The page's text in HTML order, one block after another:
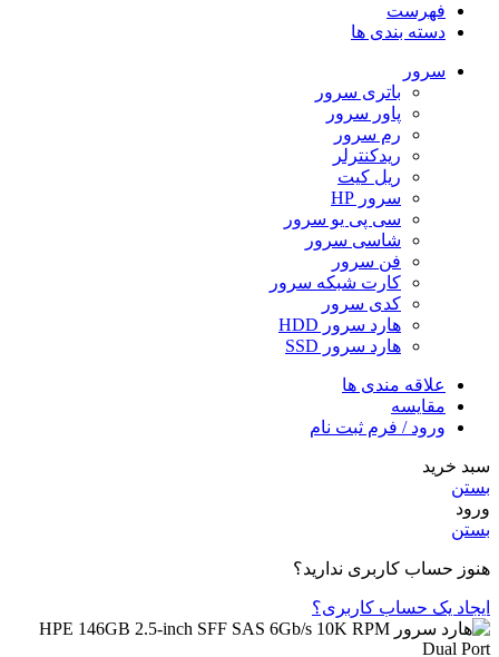
فهرست
دسته بندی ها
سرور
باتری سرور
پاور سرور
رم سرور
ریدکنترلر
ریل کیت
سرور HP
سی پی یو سرور
شاسی سرور
فن سرور
کارت شبکه سرور
کدی سرور
هارد سرور HDD
هارد سرور SSD
علاقه مندی ها
مقایسه
ورود / فرم ثبت نام
سبد خرید
بستن
ورود
بستن
هنوز حساب کاربری ندارید؟
ایجاد یک حساب کاربری؟